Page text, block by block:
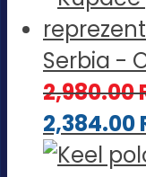
Serbia -
2,980.00
2,384.00